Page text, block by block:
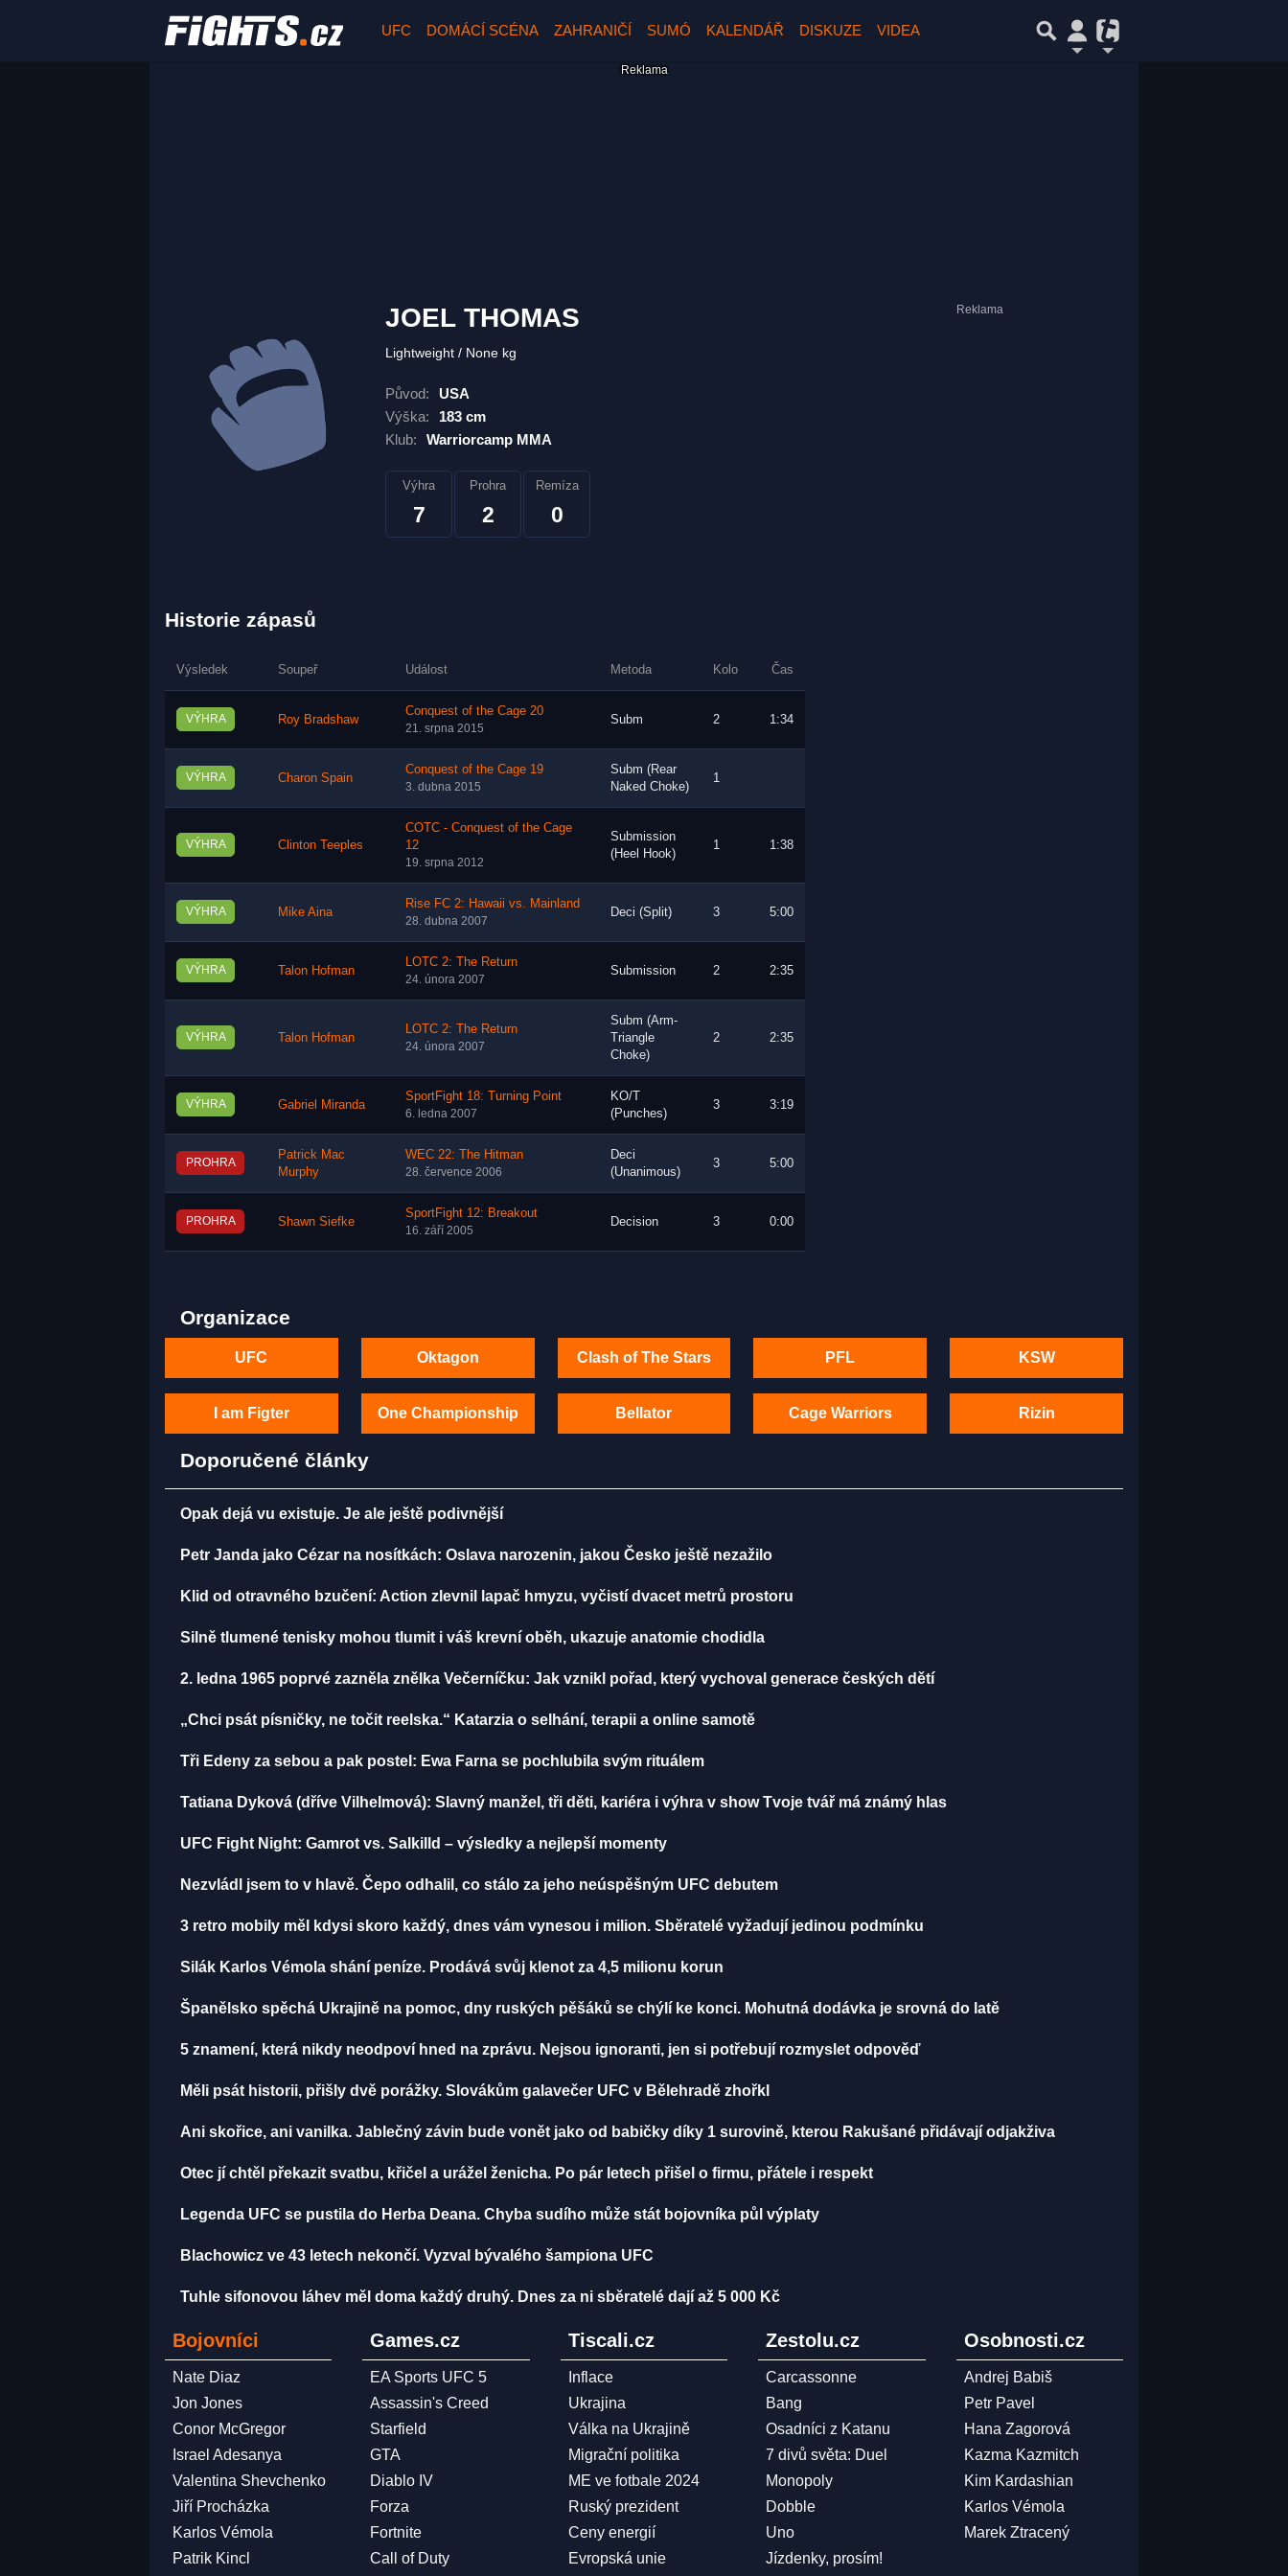
UFC DOMÁCÍ SCÉNA ZAHRANIČÍ SUMÓ KALENDÁŘ DISKUZE VIDEA
JOEL THOMAS
Lightweight None kg
Původ:
USA
Výška:
183 cm
Klub:
Warriorcamp MMA
Výhra
7
Prohra
2
Remíza
0
Historie zápasů
Výsledek Soupeř Událost Metoda Kolo Čas
VÝHRA Roy Bradshaw
Conquest of the Cage 20
21. srpna 2015
Subm 2 1:34
VÝHRA Charon Spain
Conquest of the Cage 19
3. dubna 2015
Subm (Rear
Naked Choke)
1
VÝHRA Clinton Teeples
COTC - Conquest of the Cage
12
19. srpna 2012
Submission
(Heel Hook)
1 1:38
VÝHRA Mike Aina
Rise FC 2: Hawaii vs. Mainland
28. dubna 2007
Deci (Split) 3 5:00
VÝHRA Talon Hofman
LOTC 2: The Return
24. února 2007
Submission 2 2:35
VÝHRA Talon Hofman
LOTC 2: The Return
24. února 2007
Subm (Arm-
Triangle
Choke)
2 2:35
VÝHRA Gabriel Miranda
SportFight 18: Turning Point
6. ledna 2007
KO/T
(Punches)
3 3:19
PROHRA
Patrick Mac
Murphy
WEC 22: The Hitman
28. července 2006
Deci
(Unanimous)
3 5:00
PROHRA Shawn Siefke
SportFight 12: Breakout
16. září 2005
Decision 3 0:00
Organizace
UFC Oktagon Clash of The Stars PFL KSW
I am Figter One Championship Bellator Cage Warriors Rizin
Doporučené články
Opak dejá vu existuje. Je ale ještě podivnější
Petr Janda jako Cézar na nosítkách: Oslava narozenin, jakou Česko ještě nezažilo
Klid od otravného bzučení: Action zlevnil lapač hmyzu, vyčistí dvacet metrů prostoru
Silně tlumené tenisky mohou tlumit i váš krevní oběh, ukazuje anatomie chodidla
2. ledna 1965 poprvé zazněla znělka Večerníčku: Jak vznikl pořad, který vychoval generace českých dětí
„Chci psát písničky, ne točit reelska.“ Katarzia o selhání, terapii a online samotě
Tři Edeny za sebou a pak postel: Ewa Farna se pochlubila svým rituálem
Tatiana Dyková (dříve Vilhelmová): Slavný manžel, tři děti, kariéra i výhra v show Tvoje tvář má známý hlas
UFC Fight Night: Gamrot vs. Salkilld – výsledky a nejlepší momenty
Nezvládl jsem to v hlavě. Čepo odhalil, co stálo za jeho neúspěšným UFC debutem
3 retro mobily měl kdysi skoro každý, dnes vám vynesou i milion. Sběratelé vyžadují jedinou podmínku
Silák Karlos Vémola shání peníze. Prodává svůj klenot za 4,5 milionu korun
Španělsko spěchá Ukrajině na pomoc, dny ruských pěšáků se chýlí ke konci. Mohutná dodávka je srovná do latě
5 znamení, která nikdy neodpoví hned na zprávu. Nejsou ignoranti, jen si potřebují rozmyslet odpověď
Měli psát historii, přišly dvě porážky. Slovákům galavečer UFC v Bělehradě zhořkl
Ani skořice, ani vanilka. Jablečný závin bude vonět jako od babičky díky 1 surovině, kterou Rakušané přidávají odjakživa
Otec jí chtěl překazit svatbu, křičel a urážel ženicha. Po pár letech přišel o firmu, přátele i respekt
Legenda UFC se pustila do Herba Deana. Chyba sudího může stát bojovníka půl výplaty
Blachowicz ve 43 letech nekončí. Vyzval bývalého šampiona UFC
Tuhle sifonovou láhev měl doma každý druhý. Dnes za ni sběratelé dají až 5 000 Kč
Bojovníci
Nate Diaz
Jon Jones
Conor McGregor
Israel Adesanya
Valentina Shevchenko
Jiří Procházka
Karlos Vémola
Patrik Kincl
Games.cz
EA Sports UFC 5
Assassin's Creed
Starfield
GTA
Diablo IV
Forza
Fortnite
Call of Duty
Tiscali.cz
Inflace
Ukrajina
Válka na Ukrajině
Migrační politika
ME ve fotbale 2024
Ruský prezident
Ceny energií
Evropská unie
Zestolu.cz
Carcassonne
Bang
Osadníci z Katanu
7 divů světa: Duel
Monopoly
Dobble
Uno
Jízdenky, prosím!
Osobnosti.cz
Andrej Babiš
Petr Pavel
Hana Zagorová
Kazma Kazmitch
Kim Kardashian
Karlos Vémola
Marek Ztracený